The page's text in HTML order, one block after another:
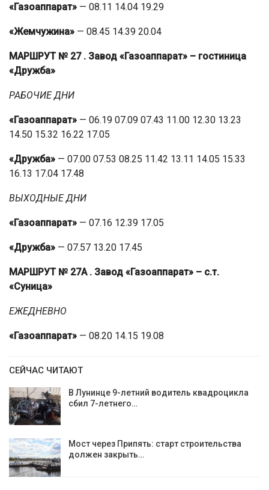
«Газоаппарат» — 08.11 14.04 19.29
«Жемчужина» — 08.45 14.39 20.04
МАРШРУТ № 27 . Завод «Газоаппарат» – гостиница
«Дружба»
РАБОЧИЕ ДНИ
«Газоаппарат» — 06.19 07.09 07.43 11.00 12.30 13.23
14.50 15.32 16.22 17.05
«Дружба» — 07.00 07.53 08.25 11.42 13.11 14.05 15.33
16.13 17.04 17.48
ВЫХОДНЫЕ ДНИ
«Газоаппарат» — 07.16 12.39 17.05
«Дружба» — 07.57 13.20 17.45
МАРШРУТ № 27А . Завод «Газоаппарат» – с.т.
«Суница»
ЕЖЕДНЕВНО
«Газоаппарат» — 08.20 14.15 19.08
СЕЙЧАС ЧИТАЮТ
В Лунинце 9-летний водитель квадроцикла
сбил 7-летнего…
Мост через Припять: старт строительства
должен закрыть…